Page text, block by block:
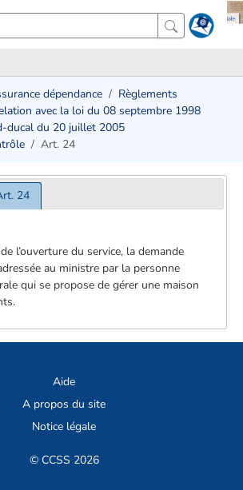
dépendance
Règlements
avec la loi du 08 septembre 1998
ducal du 20 juillet 2005
Art. 24
24
l’ouverture du service, la demande
au ministre par la personne
qui se propose de gérer une maison
Aide
A propos du site
Notice légale
© CCSS 2026